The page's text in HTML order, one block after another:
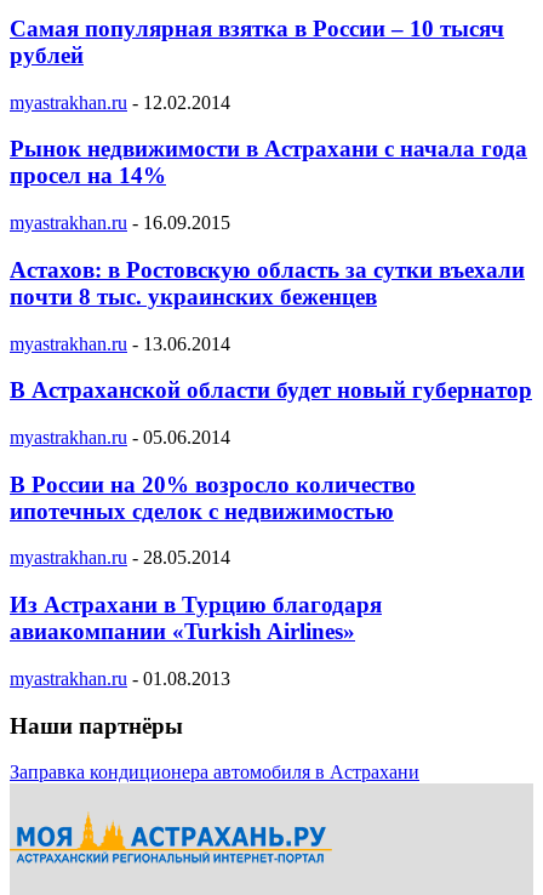
Самая популярная взятка в России – 10 тысяч
рублей
myastrakhan.ru - 12.02.2014
Рынок недвижимости в Астрахани с начала года
просел на 14%
myastrakhan.ru - 16.09.2015
Астахов: в Ростовскую область за сутки въехали
почти 8 тыс. украинских беженцев
myastrakhan.ru - 13.06.2014
В Астраханской области будет новый губернатор
myastrakhan.ru - 05.06.2014
В России на 20% возросло количество
ипотечных сделок с недвижимостью
myastrakhan.ru - 28.05.2014
Из Астрахани в Турцию благодаря
авиакомпании «Turkish Airlines»
myastrakhan.ru - 01.08.2013
Наши партнёры
Заправка кондиционера автомобиля в Астрахани